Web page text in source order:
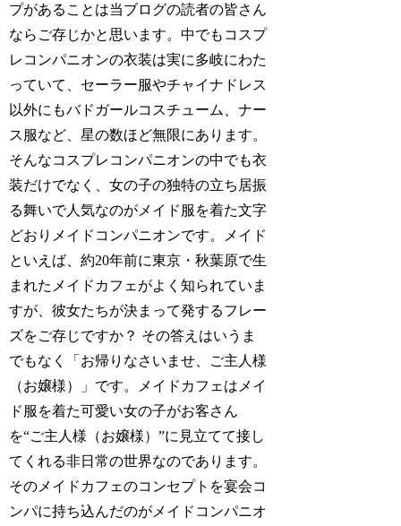
プがあることは当ブログの読者の皆さん
ならご存じかと思います。中でもコスプ
レコンパニオンの衣装は実に多岐にわた
っていて、セーラー服やチャイナドレス
以外にもバドガールコスチューム、ナー
ス服など、星の数ほど無限にあります。
そんなコスプレコンパニオンの中でも衣
装だけでなく、女の子の独特の立ち居振
る舞いで人気なのがメイド服を着た文字
どおりメイドコンパニオンです。メイド
といえば、約20年前に東京・秋葉原で生
まれたメイドカフェがよく知られていま
すが、彼女たちが決まって発するフレー
ズをご存じですか？ その答えはいうま
でもなく「お帰りなさいませ、ご主人様
（お嬢様）」です。メイドカフェはメイ
ド服を着た可愛い女の子がお客さん
を“ご主人様（お嬢様）”に見立てて接し
てくれる非日常の世界なのであります。
そのメイドカフェのコンセプトを宴会コ
ンパに持ち込んだのがメイドコンパニオ